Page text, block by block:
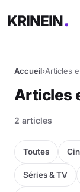
KRINEIN
Accueil›Articles
Articles
2 articles
Toutes
Séries & TV